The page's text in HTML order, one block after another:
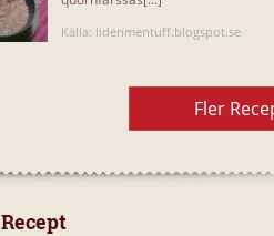
Källa: lidenmentuff.blogspot.se
Fler
Recept